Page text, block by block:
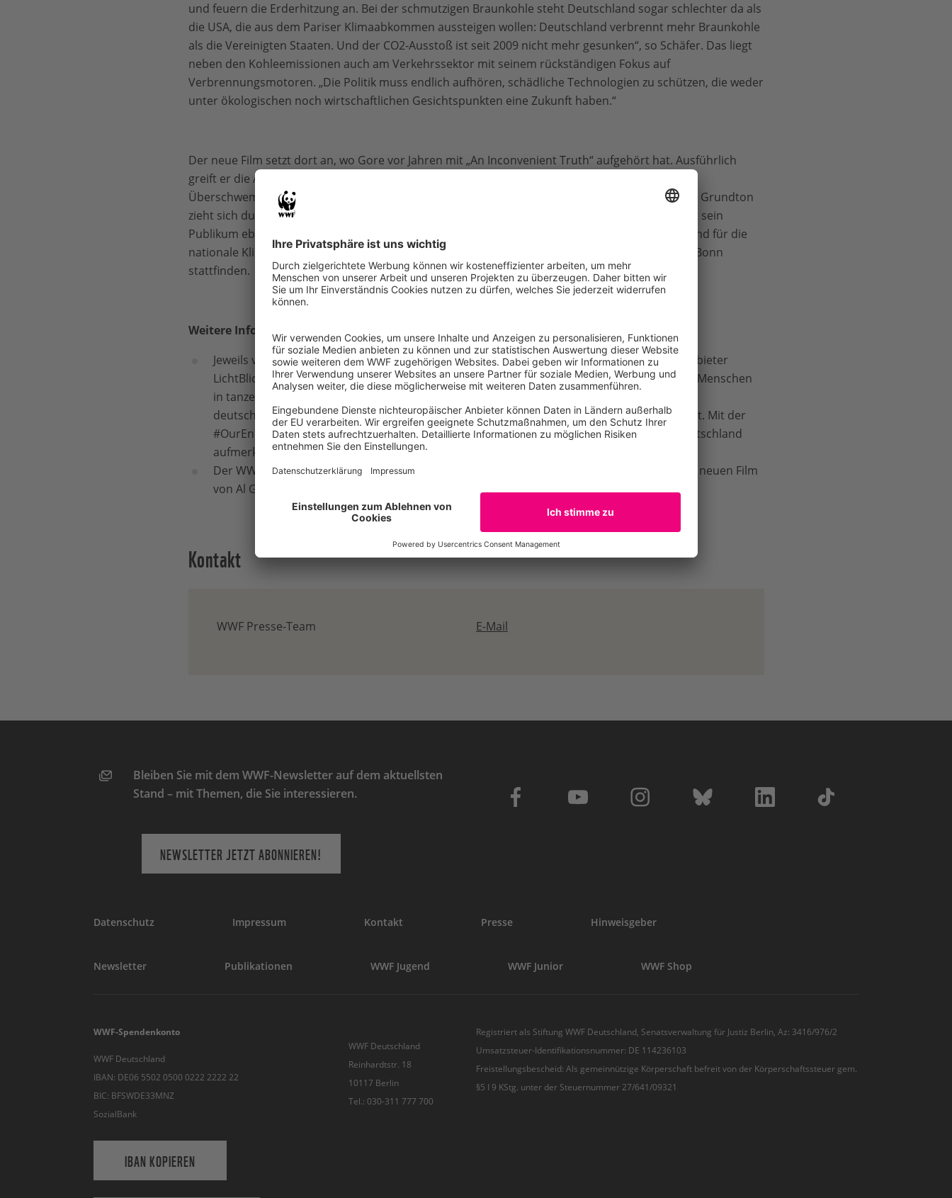
und feuern die Erderhitzung an. Bei der schmutzigen Braunkohle steht Deutschland sogar schlechter da als
die USA, die aus dem Pariser Klimaabkommen aussteigen wollen: Deutschland verbrennt mehr Braunkohle
als die Vereinigten Staaten. Und der CO2-Ausstoß ist seit 2009 nicht mehr gesunken“, so Schäfer. Das liegt
neben den Kohleemissionen auch am Verkehrssektor mit seinem rückständigen Fokus auf
Verbrennungsmotoren. „Die Politik muss endlich aufhören, schädliche Technologien zu schützen, die weder
unter ökologischen noch wirtschaftlichen Gesichtspunkten eine Zukunft haben.“
Der neue Film setzt dort an, wo Gore vor Jahren mit „An Inconvenient Truth“ aufgehört hat. Ausführlich
greift er die Argumente seiner Kritiker auf und kontrastiert sie mit eindrücklichen Bildern von
Überschwemmungen, Stürmen und schmelzenden Gletschern. Der emotionale, oft persönliche Grundton
zieht sich durch den gesamten Film. Er ist weniger frontal erzählt als sein Vorläufer und erreicht sein
Publikum eben deshalb unmittelbarer. Der WWF erhofft sich von der Dokumentation Rückenwind für die
nationale Klimapolitik und die internationalen Klimaschutzverhandlungen, die im November in Bonn
stattfinden.
Weitere Informationen:
Jeweils vor der Kinovorführung von Al Gores neuem Film zeigen der WWF und Ökostromanbieter
LichtBlick einen Spot zur Energiewende. In dem #OurEnergy-Film verwandeln sich normale Menschen
in tanzende „Energiewesen“. Der WWF und LichtBlick sind mit dem Film derzeit auch auf
deutschlandweiter Tour: Dabei wird er überdimensional groß auf Häuserfassaden projiziert. Mit der
#OurEnergy Tour machen WWF und LichtBlick auf die Bedeutung der Energiewende in Deutschland
aufmerksam.
Der WWF hat sich auch in seinem Social Media-Nachrichtenformat „Planet Panda“ mit dem neuen Film
von Al Gore auseinandergesetzt, das Video ist hier zu sehen:www.youtube.com/watch
Kontakt
WWF Presse-Team E-Mail
Bleiben Sie mit dem WWF-Newsletter auf dem aktuellsten
Stand – mit Themen, die Sie interessieren.
NEWSLETTER JETZT ABONNIEREN!
Datenschutz Impressum Kontakt Presse Hinweisgeber
Newsletter Publikationen WWF Jugend WWF Junior WWF Shop
WWF-Spendenkonto
WWF Deutschland
IBAN: DE06 5502 0500 0222 2222 22
BIC: BFSWDE33MNZ
SozialBank
IBAN KOPIEREN
WWF Deutschland
Reinhardtstr. 18
10117 Berlin
Tel.: 030-311 777 700
Registriert als Stiftung WWF Deutschland, Senatsverwaltung für Justiz Berlin, Az: 3416/976/2
Umsatzsteuer-Identifikationsnummer: DE 114236103
Freistellungsbescheid: Als gemeinnützige Körperschaft befreit von der Körperschaftssteuer gem.
§5 I 9 KStg. unter der Steuernummer 27/641/09321